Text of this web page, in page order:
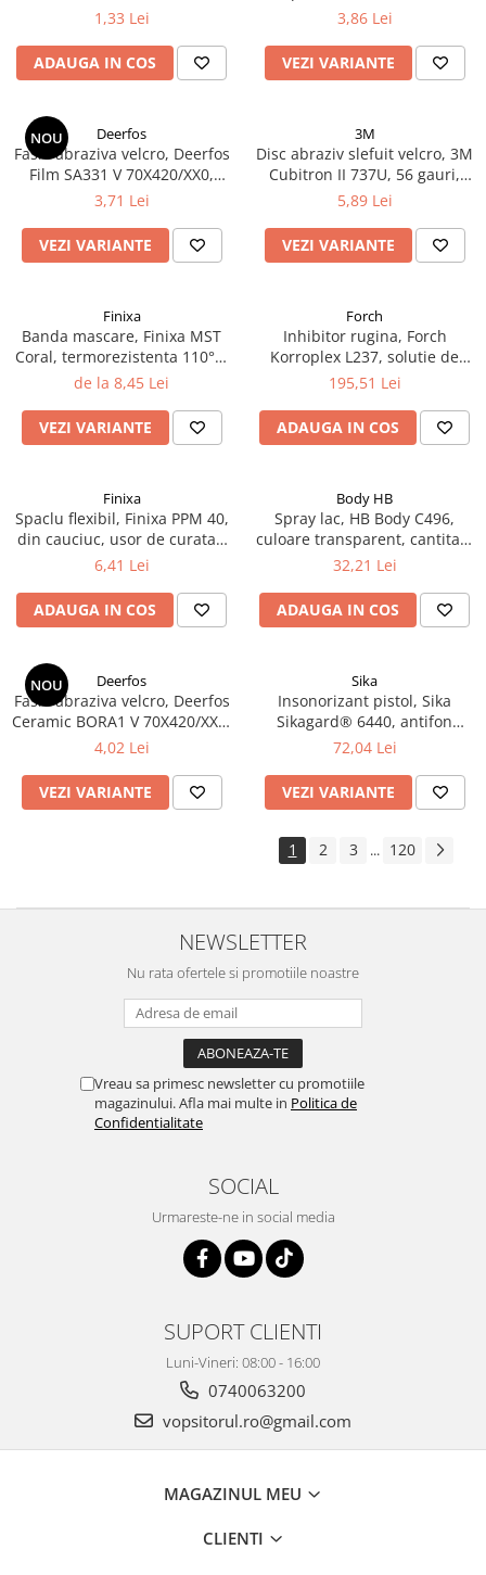
lungime 23cm
1,33 Lei
ADAUGA IN COS
metal diferite culori, pret 1
3,86 Lei
VEZI VARIANTE
NOU Deerfos
Fasie abraziva velcro, Deerfos
Film SA331 V 70X420/XX0,
slefuire pe uscat sau umed,
3,71 Lei
VEZI VARIANTE
3M
Disc abraziv slefuit velcro, 3M
Cubitron II 737U, 56 gauri,
duritate P80 - P320, diametru
5,89 Lei
VEZI VARIANTE
Finixa
Banda mascare, Finixa MST
Coral, termorezistenta 110°C,
latime la alegere, lungime 50
de la 8,45 Lei
VEZI VARIANTE
Forch
Inhibitor rugina, Forch
Korroplex L237, solutie de
neutralizare a ruginii,
litru
195,51 Lei
ADAUGA IN COS
Finixa
Spaclu flexibil, Finixa PPM 40,
din cauciuc, usor de curatat,
pentru chit
6,41 Lei
ADAUGA IN COS
Body HB
Spray lac, HB Body C496,
culoare transparent, cantitate
400 ml
32,21 Lei
ADAUGA IN COS
NOU Deerfos
Fasie abraziva velcro, Deerfos
Ceramic BORA1 V 70X420/XX0,
ceramica, slefuire pe uscat
420 mm
4,02 Lei
VEZI VARIANTE
Sika
Insonorizant pistol, Sika
Sikagard® 6440, antifon
cauciucat, gri / negru,
72,04 Lei
VEZI VARIANTE
1 2 3 ... 120
NEWSLETTER
Nu rata ofertele si promotiile noastre
Vreau sa primesc newsletter cu promotiile
magazinului. Afla mai multe in Politica de
Confidentialitate
SOCIAL
Urmareste-ne in social media
SUPORT CLIENTI
Luni-Vineri: 08:00 - 16:00
0740063200
vopsitorul.ro@gmail.com
MAGAZINUL MEU
CLIENTI